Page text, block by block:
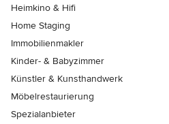
Heimkino & Hifi
Home Staging
Immobilienmakler
Kinder- & Babyzimmer
Künstler & Kunsthandwerk
Möbelrestaurierung
Spezialanbieter